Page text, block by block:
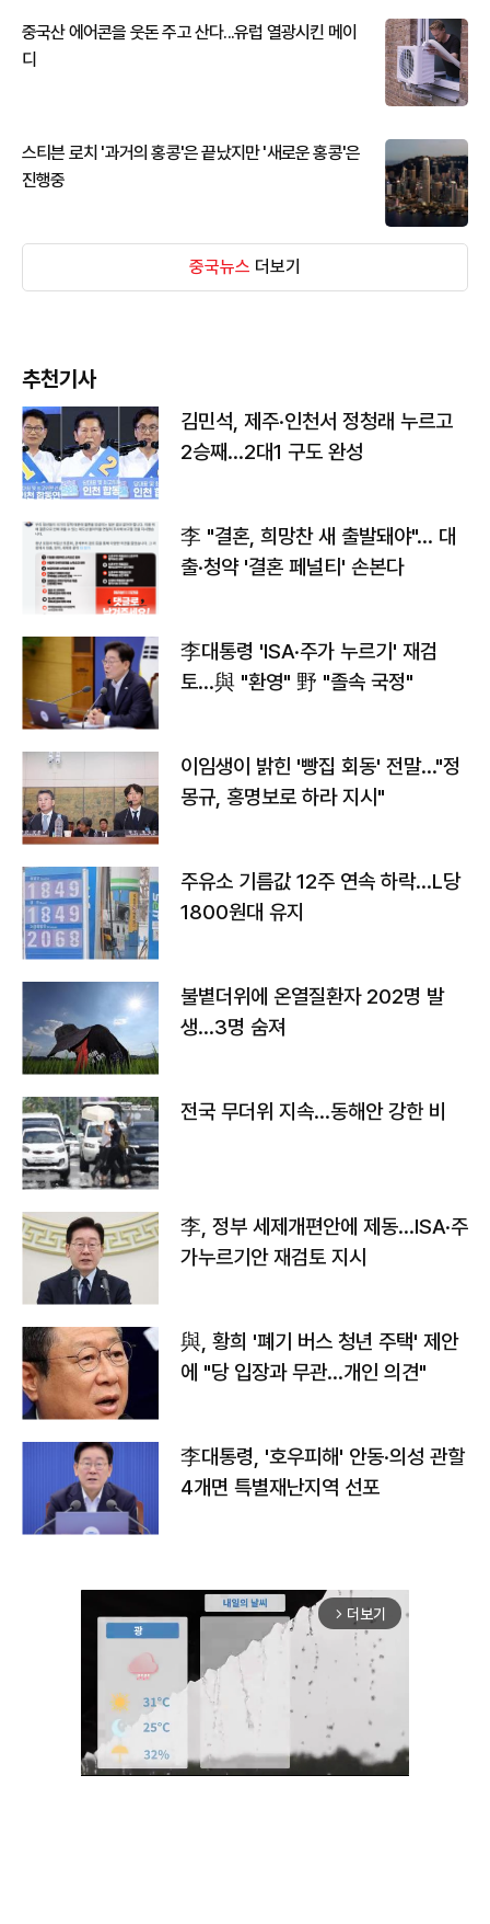
중국산 에어콘을 웃돈 주고 산다...유럽 열광시킨 메이
디
스티븐 로치 '과거의 홍콩'은 끝났지만 '새로운 홍콩'은
진행중
중국뉴스 더보기
추천기사
김민석, 제주·인천서 정청래 누르고
2승째…2대1 구도 완성
李 "결혼, 희망찬 새 출발돼야"… 대
출·청약 '결혼 페널티' 손본다
李대통령 'ISA·주가 누르기' 재검
토…與 "환영" 野 "졸속 국정"
이임생이 밝힌 '빵집 회동' 전말…"정
몽규, 홍명보로 하라 지시"
주유소 기름값 12주 연속 하락…L당
1800원대 유지
불볕더위에 온열질환자 202명 발
생…3명 숨져
전국 무더위 지속…동해안 강한 비
李, 정부 세제개편안에 제동…ISA·주
가누르기안 재검토 지시
與, 황희 '폐기 버스 청년 주택' 제안
에 "당 입장과 무관…개인 의견"
李대통령, '호우피해' 안동·의성 관할
4개면 특별재난지역 선포
arrow_forward_ios 더보기